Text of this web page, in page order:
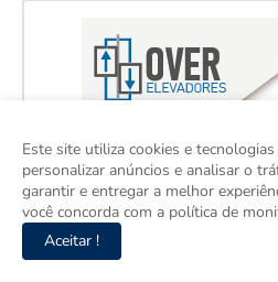
Este site utiliza cookies e
personalizar anúncios e analisar o
garantir e entregar a melhor
você concorda com a política de
Aceitar !